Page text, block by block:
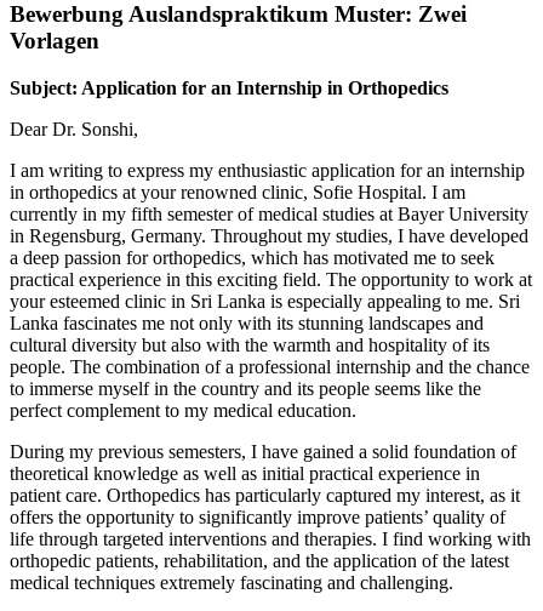
Bewerbung Auslandspraktikum Muster: Zwei
Vorlagen
Subject: Application for an Internship in Orthopedics
Dear Dr. Sonshi,
I am writing to express my enthusiastic application for an internship
in orthopedics at your renowned clinic, Sofie Hospital. I am
currently in my fifth semester of medical studies at Bayer University
in Regensburg, Germany. Throughout my studies, I have developed
a deep passion for orthopedics, which has motivated me to seek
practical experience in this exciting field. The opportunity to work at
your esteemed clinic in Sri Lanka is especially appealing to me. Sri
Lanka fascinates me not only with its stunning landscapes and
cultural diversity but also with the warmth and hospitality of its
people. The combination of a professional internship and the chance
to immerse myself in the country and its people seems like the
perfect complement to my medical education.
During my previous semesters, I have gained a solid foundation of
theoretical knowledge as well as initial practical experience in
patient care. Orthopedics has particularly captured my interest, as it
offers the opportunity to significantly improve patients’ quality of
life through targeted interventions and therapies. I find working with
orthopedic patients, rehabilitation, and the application of the latest
medical techniques extremely fascinating and challenging.